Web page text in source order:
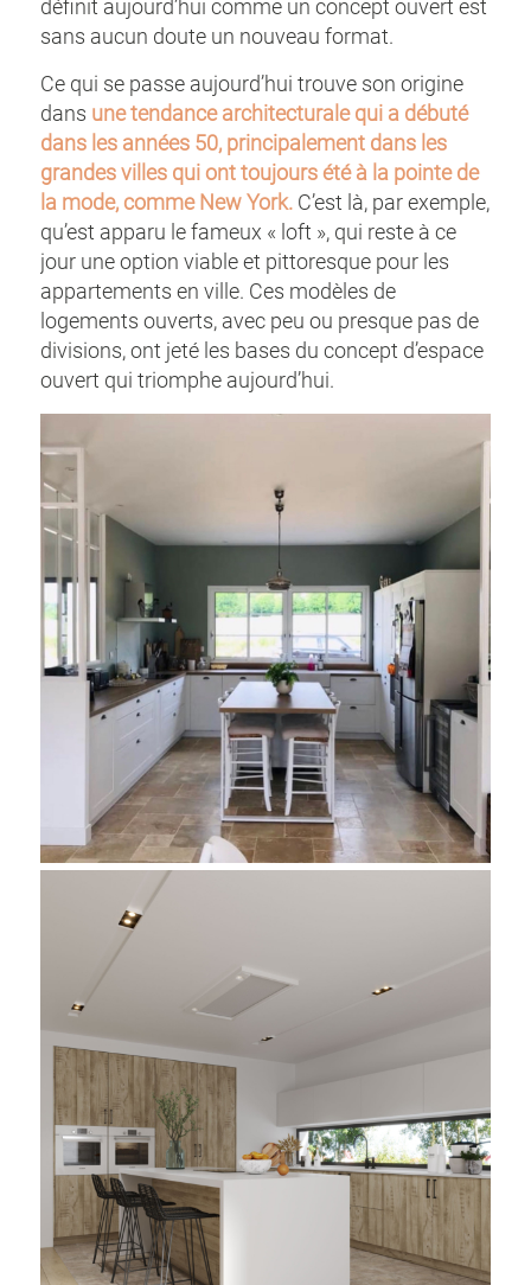
définit aujourd’hui comme un concept ouvert est
sans aucun doute un nouveau format.
Ce qui se passe aujourd’hui trouve son origine
dans une tendance architecturale qui a débuté
dans les années 50, principalement dans les
grandes villes qui ont toujours été à la pointe de
la mode, comme New York.C’est là, par exemple,
qu’est apparu le fameux « loft », qui reste à ce
jour une option viable et pittoresque pour les
appartements en ville. Ces modèles de
logements ouverts, avec peu ou presque pas de
divisions, ont jeté les bases du concept d’espace
ouvert qui triomphe aujourd’hui.